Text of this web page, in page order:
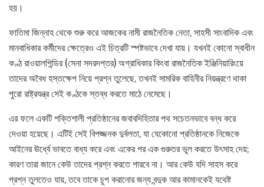
হয়।
ফাতিমা জিন্নাহ থেকে শুরু করে আজকের নামী রাজনৈতিক নেতা, সাহসী সাংবাদিক এবং
মানবাধিকার কর্মীদের ক্ষেত্রেও এই চিত্রটি স্পষ্টভাবে দেখা যায়। যখনই কোনো স্বাধীন
কণ্ঠ রাওয়ালপিন্ডির (সেনা সদরদপ্তর) অগ্রাধিকার কিংবা রাজনৈতিক ইঞ্জিনিয়ারিংয়ে
তাদের অবৈধ হস্তক্ষেপ নিয়ে প্রশ্ন তুলেছে, তখনই সামরিক বাহিনীর নিয়ন্ত্রণে থাকা
পুরো রাষ্ট্রযন্ত্র সেই কণ্ঠকে স্তব্ধ করতে মাঠে নেমেছে।
এর ফলে একটি শক্তিশালী প্রতিষ্ঠানের জবাবদিহিতার পথ সচেতনভাবে বন্ধ করে
দেওয়া হয়েছে। এটিই সেই বিপজ্জনক দুর্বলতা, যা যেকোনো প্রতিষ্ঠানকে নিজেকে
আইনের ঊর্ধ্বে ভাবতে বাধ্য করে এবং একের পর এক গুরুতর ভুল করতে উৎসাহ দেয়;
কারণ তারা জানে কেউ তাদের প্রশ্ন করতে পারবে না। আর কেউ যদি সাহস করে
প্রশ্ন তুলতেও যায়, তবে তাকে চুপ করানোর জন্য বন্দুক আর কামানকেই যথেষ্ট